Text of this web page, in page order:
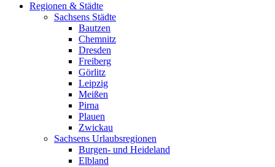
Regionen & Städte
Sachsens Städte
Bautzen
Chemnitz
Dresden
Freiberg
Görlitz
Leipzig
Meißen
Pirna
Plauen
Zwickau
Sachsens Urlaubsregionen
Burgen- und Heideland
Elbland